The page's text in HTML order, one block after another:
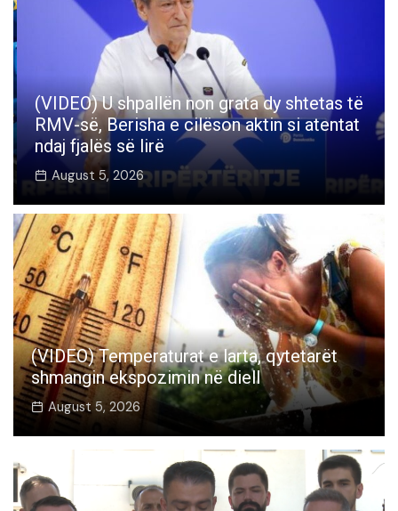
(VIDEO) U shpallën non grata dy shtetas të
RMV-së, Berisha e cilëson aktin si atentat
ndaj fjalës së lirë
August 5, 2026
(VIDEO) Temperaturat e larta, qytetarët
shmangin ekspozimin në diell
August 5, 2026